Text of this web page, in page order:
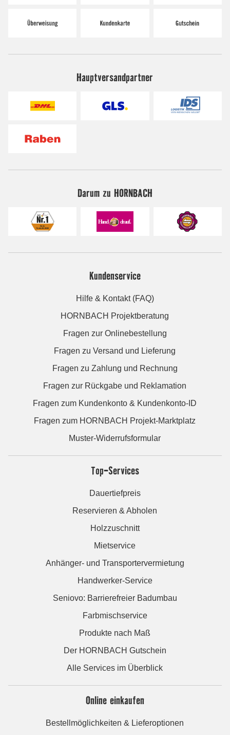
Hauptversandpartner
Darum zu HORNBACH
Kundenservice
Hilfe & Kontakt (FAQ)
HORNBACH Projektberatung
Fragen zur Onlinebestellung
Fragen zu Versand und Lieferung
Fragen zu Zahlung und Rechnung
Fragen zur Rückgabe und Reklamation
Fragen zum Kundenkonto & Kundenkonto-ID
Fragen zum HORNBACH Projekt-Marktplatz
Muster-Widerrufsformular
Top-Services
Dauertiefpreis
Reservieren & Abholen
Holzzuschnitt
Mietservice
Anhänger- und Transportervermietung
Handwerker-Service
Seniovo: Barrierefreier Badumbau
Farbmischservice
Produkte nach Maß
Der HORNBACH Gutschein
Alle Services im Überblick
Online einkaufen
Bestellmöglichkeiten & Lieferoptionen